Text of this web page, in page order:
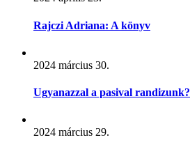
Rajczi Adriana: A könyv
2024 március 30.
Ugyanazzal a pasival randizunk?
2024 március 29.